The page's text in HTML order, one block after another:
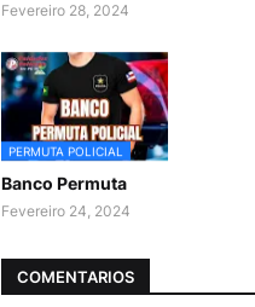
Fevereiro 28, 2024
PERMUTA POLICIAL
Banco Permuta
Fevereiro 24, 2024
COMENTARIOS